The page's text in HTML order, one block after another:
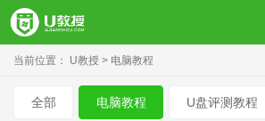
当前位置： U教授 电脑教程
全部 电脑教程 U盘评测教程